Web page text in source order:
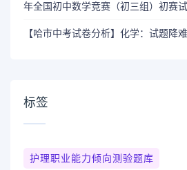
年全国初中数学竞赛（初三组）初赛
【哈市中考试卷分析】化学：试题降
标签
护理职业能力倾向测验题库